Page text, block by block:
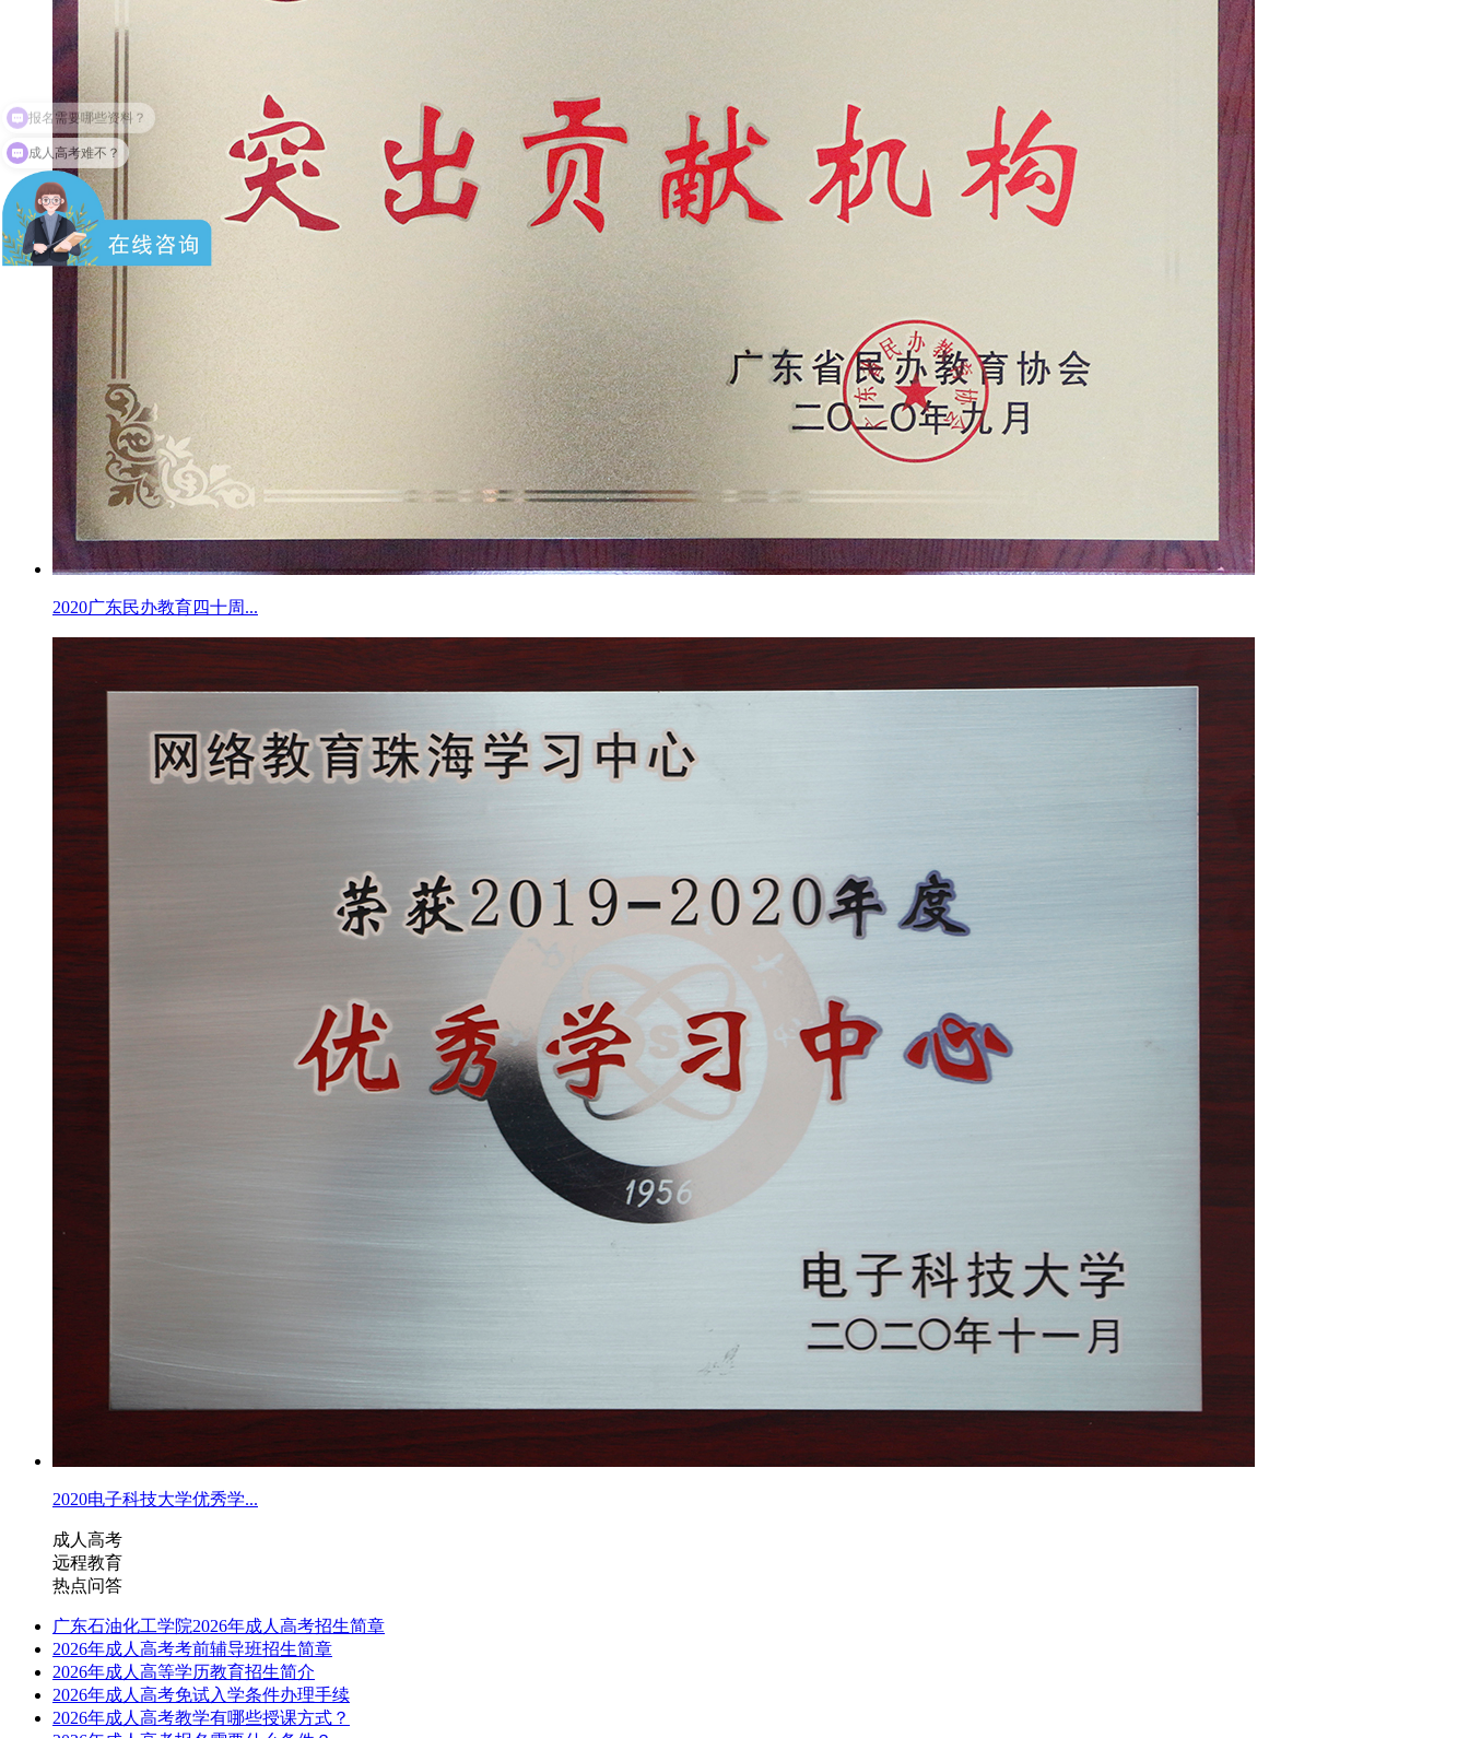
2020广东民办教育四十周...
2020电子科技大学优秀学...
成人高考
远程教育
热点问答
广东石油化工学院2026年成人高考招生简章
2026年成人高考考前辅导班招生简章
2026年成人高等学历教育招生简介
2026年成人高考免试入学条件办理手续
2026年成人高考教学有哪些授课方式？
成人高考难不？